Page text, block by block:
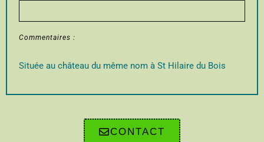
Commentaires :
Située au château du même nom à St Hilaire du Bois
CONTACT